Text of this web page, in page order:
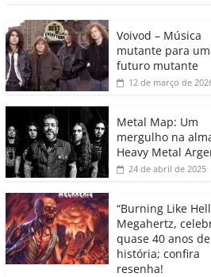
e
b
o
o
k
er
A
p
p
dI
n
e
o
m
p
ar
til
h
ar
Voivod – Música
mutante para um
futuro mutante
12 de março de
Metal Map: Um
mergulho na
Heavy Metal
24 de abril de 2025
“Burning Like
Megahertz,
quase 40 anos de
história; confira
resenha!